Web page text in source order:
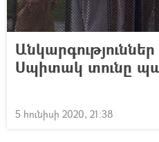
Սպիտակ տունը
5 հունիսի 2020, 21:38